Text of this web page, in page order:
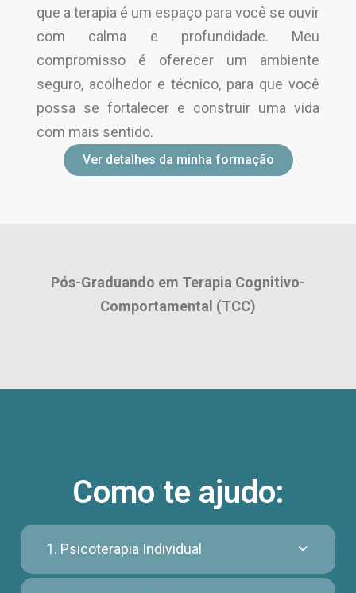
que a terapia é um espaço para você se ouvir
com calma e profundidade. Meu
compromisso é oferecer um ambiente
seguro, acolhedor e técnico, para que você
possa se fortalecer e construir uma vida
com mais sentido.
Ver detalhes da minha formação
Pós-Graduando em Terapia Cognitivo-
Comportamental (TCC)
Como te ajudo:
1. Psicoterapia Individual